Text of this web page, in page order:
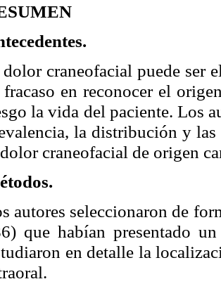
craneofacial puede ser
en reconocer el
la vida del paciente. Los
la distribución y las
craneofacial de origen
autores seleccionaron de
que habían presentado
en detalle la